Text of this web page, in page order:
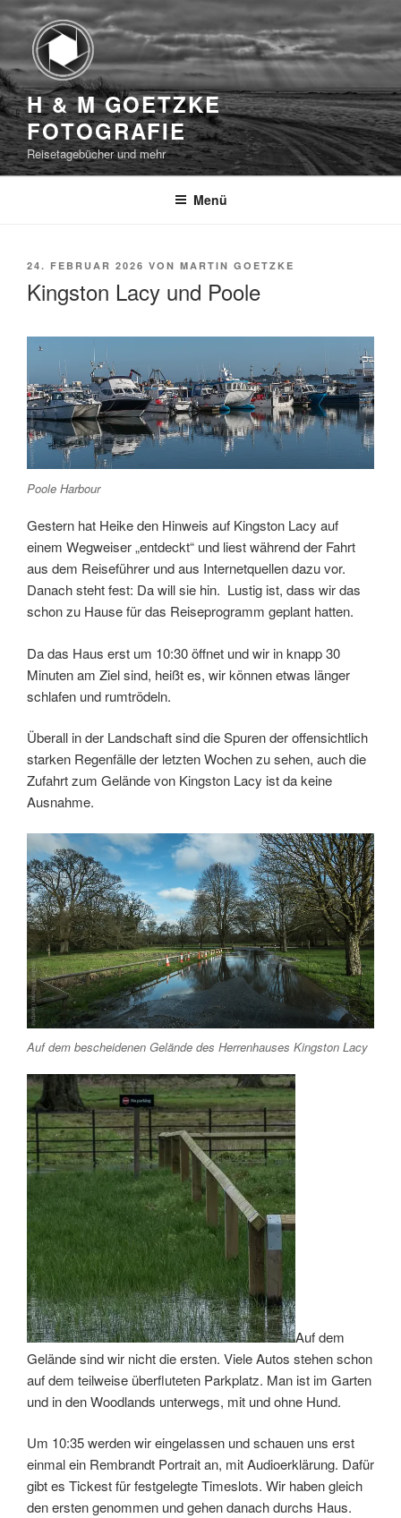
Zum
Inhalt
springen
H & M GOETZKE
FOTOGRAFIE
Reisetagebücher und mehr
Menü
VERÖFFENTLICHT
24. FEBRUAR 2026 VON MARTIN GOETZKE
Kingston Lacy und Poole
Poole Harbour
Gestern hat Heike den Hinweis auf Kingston Lacy auf
einem Wegweiser „entdeckt“ und liest während der Fahrt
aus dem Reiseführer und aus Internetquellen dazu vor.
Danach steht fest: Da will sie hin. Lustig ist, dass wir das
schon zu Hause für das Reiseprogramm geplant hatten.
Da das Haus erst um 10:30 öffnet und wir in knapp 30
Minuten am Ziel sind, heißt es, wir können etwas länger
schlafen und rumtrödeln.
Überall in der Landschaft sind die Spuren der offensichtlich
starken Regenfälle der letzten Wochen zu sehen, auch die
Zufahrt zum Gelände von Kingston Lacy ist da keine
Ausnahme.
Auf dem bescheidenen Gelände des Herrenhauses Kingston Lacy
Auf dem
Gelände sind wir nicht die ersten. Viele Autos stehen schon
auf dem teilweise überfluteten Parkplatz. Man ist im Garten
und in den Woodlands unterwegs, mit und ohne Hund.
Um 10:35 werden wir eingelassen und schauen uns erst
einmal ein Rembrandt Portrait an, mit Audioerklärung. Dafür
gibt es Tickest für festgelegte Timeslots. Wir haben gleich
den ersten genommen und gehen danach durchs Haus.